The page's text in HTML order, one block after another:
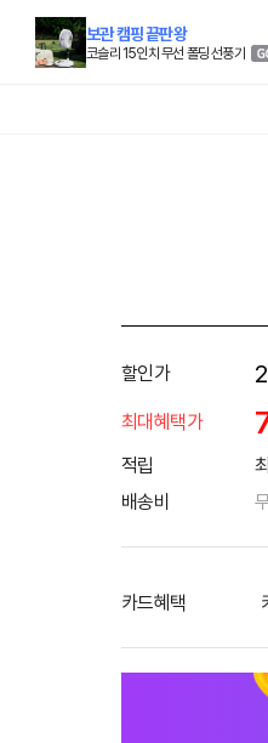
보관 캠핑 끝판왕
코슬리 15인치 무선 폴딩 선풍기
할인가
최대혜택가
적립
배송비
카드혜택